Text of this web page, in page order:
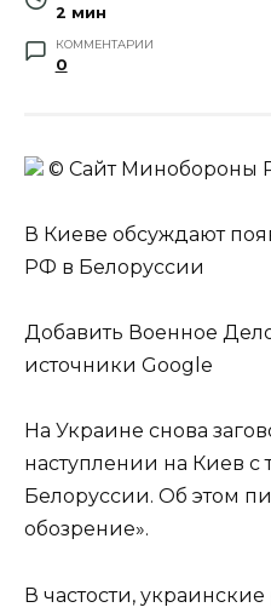
2 мин
КОММЕНТАРИИ
0
© Сайт Минобороны
В Киеве обсуждают
РФ в Белоруссии
Добавить Военное
источники Google
На Украине снова
наступлении на Киев с
Белоруссии. Об этом
обозрение».
В частости,